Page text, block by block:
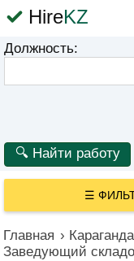
HireKZ
Должность:
☰
Главная › Караганда
Заведующий